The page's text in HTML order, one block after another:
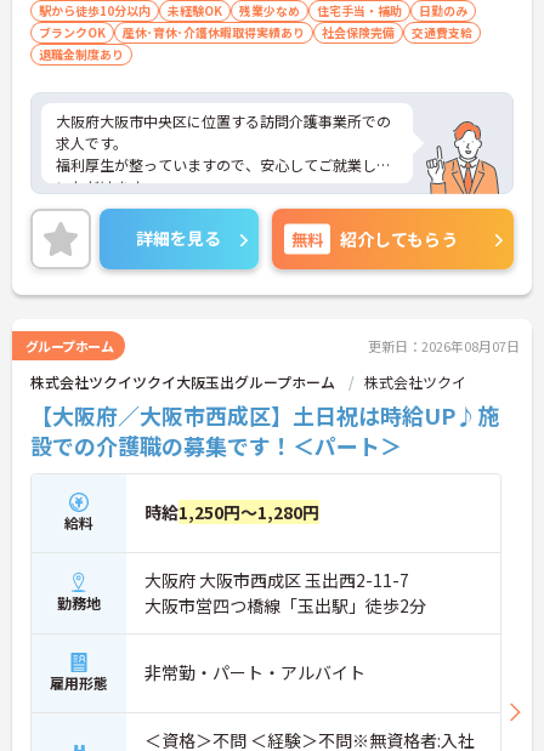
駅から徒歩10分以内 未経験OK 残業少なめ 住宅手当・補助
日勤のみ
ブランクOK
産休･育休･介護休暇取得実績あり 社会保険完備
交通費支給
退職金制度あり
大阪府大阪市中央区に位置する訪問介護事業所での
求人です。
福利厚生が整っていますので、安心してご就業して
いただけます。
残業はほぼないので、プライベートとの予定が立て
やすいです。
経験の浅い方、ブランクのある方も安心してお仕事
を始めていただける環境です♪
ご興味のある方には、面接対策ポイントなど、さら
ださい。
詳細を見る 無料 紹介してもらう
グループホーム 更新日：2026年08月07日
株式会社ツクイツクイ大阪玉出グループホーム 株式会社ツクイ
【大阪府／大阪市西成区】土日祝は時給UP♪施
設での介護職の募集です！＜パート＞
給料 時給1,250円～1,280円
勤務地
大阪府 大阪市西成区 玉出西2-11-7
大阪市営四つ橋線「玉出駅」徒歩2分
雇用形態 非常勤・パート・アルバイト
＜資格＞不問 ＜経験＞不問※無資格者:入社